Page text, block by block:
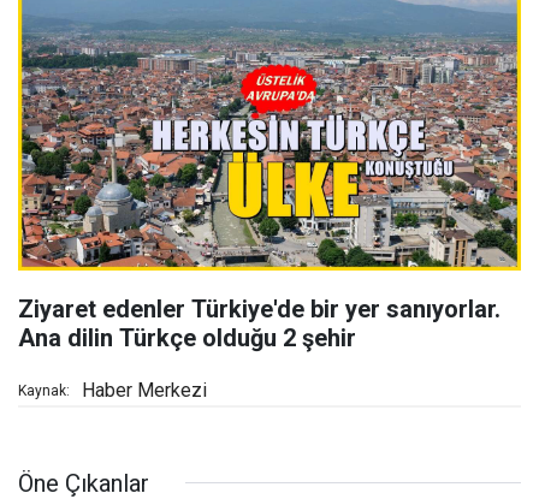
Ziyaret edenler Türkiye'de bir yer sanıyorlar.
Ana dilin Türkçe olduğu 2 şehir
Kaynak: Haber Merkezi
Öne Çıkanlar